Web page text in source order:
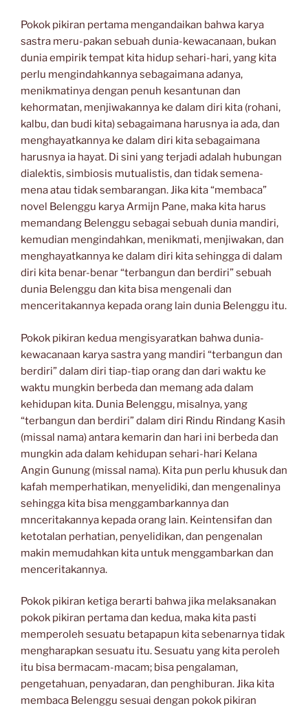
Pokok pikiran pertama mengandaikan bahwa karya
sastra meru-pakan sebuah dunia-kewacanaan, bukan
dunia empirik tempat kita hidup sehari-hari, yang kita
perlu mengindahkannya sebagaimana adanya,
menikmatinya dengan penuh kesantunan dan
kehormatan, menjiwakannya ke dalam diri kita (rohani,
kalbu, dan budi kita) sebagaimana harusnya ia ada, dan
menghayatkannya ke dalam diri kita sebagaimana
harusnya ia hayat. Di sini yang terjadi adalah hubungan
dialektis, simbiosis mutualistis, dan tidak semena-
mena atau tidak sembarangan. Jika kita “membaca”
novel Belenggu karya Armijn Pane, maka kita harus
memandang Belenggu sebagai sebuah dunia mandiri,
kemudian mengindahkan, menikmati, menjiwakan, dan
menghayatkannya ke dalam diri kita sehingga di dalam
diri kita benar-benar “terbangun dan berdiri” sebuah
dunia Belenggu dan kita bisa mengenali dan
menceritakannya kepada orang lain dunia Belenggu itu.
Pokok pikiran kedua mengisyaratkan bahwa dunia-
kewacanaan karya sastra yang mandiri “terbangun dan
berdiri” dalam diri tiap-tiap orang dan dari waktu ke
waktu mungkin berbeda dan memang ada dalam
kehidupan kita. Dunia Belenggu, misalnya, yang
“terbangun dan berdiri” dalam diri Rindu Rindang Kasih
(missal nama) antara kemarin dan hari ini berbeda dan
mungkin ada dalam kehidupan sehari-hari Kelana
Angin Gunung (missal nama). Kita pun perlu khusuk dan
kafah memperhatikan, menyelidiki, dan mengenalinya
sehingga kita bisa menggambarkannya dan
mnceritakannya kepada orang lain. Keintensifan dan
ketotalan perhatian, penyelidikan, dan pengenalan
makin memudahkan kita untuk menggambarkan dan
menceritakannya.
Pokok pikiran ketiga berarti bahwa jika melaksanakan
pokok pikiran pertama dan kedua, maka kita pasti
memperoleh sesuatu betapapun kita sebenarnya tidak
mengharapkan sesuatu itu. Sesuatu yang kita peroleh
itu bisa bermacam-macam; bisa pengalaman,
pengetahuan, penyadaran, dan penghiburan. Jika kita
membaca Belenggu sesuai dengan pokok pikiran